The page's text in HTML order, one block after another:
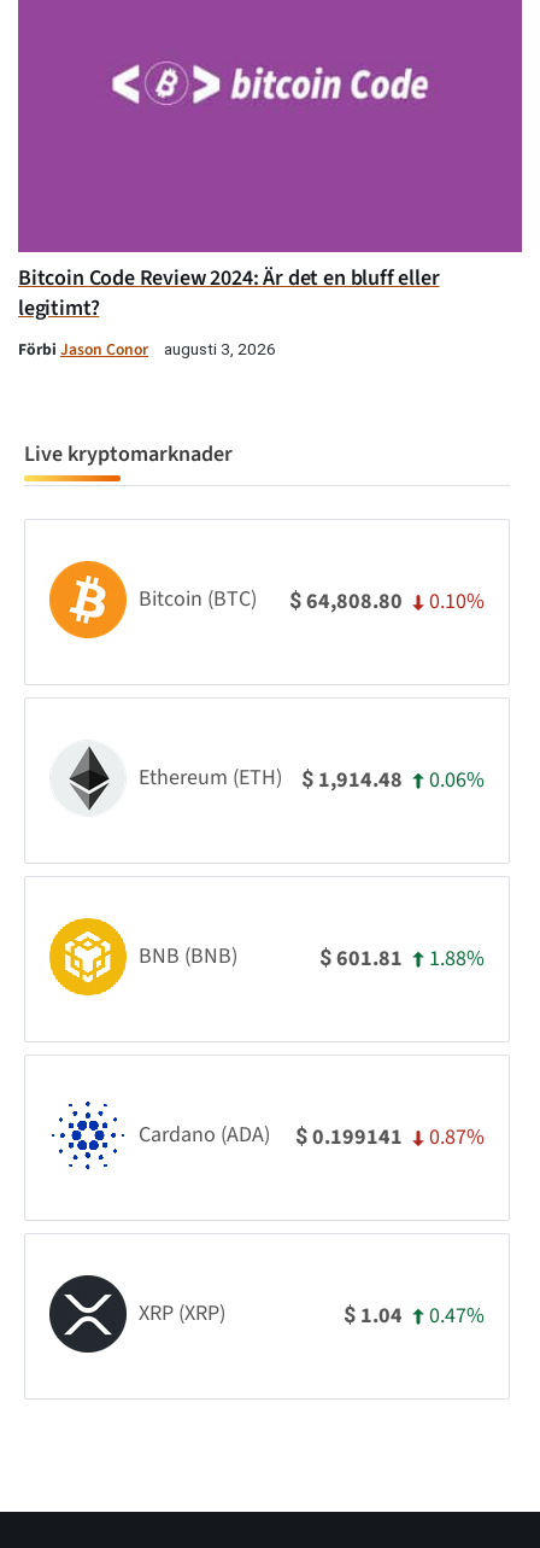
Bitcoin Code Review 2024: Är det en bluff eller
legitimt?
Förbi Jason Conor augusti 3, 2026
Live kryptomarknader
Bitcoin (BTC) $64,808.80 0.10%
Ethereum (ETH) $ 1,914.48 0.06%
BNB (BNB) $601.81 1.88%
Cardano (ADA) $0.199141 0.87%
XRP (XRP) $ 1.04 0.47%